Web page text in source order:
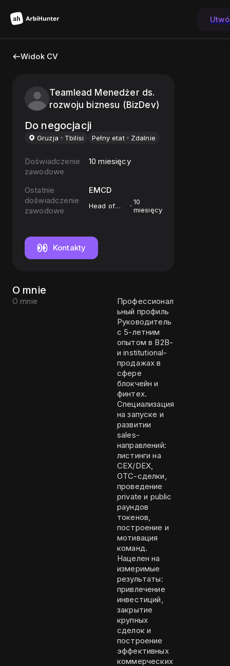
Widok CV
Teamlead Menedżer ds.
rozwoju biznesu (BizDev)
Do negocjacji
Gruzja Tbilisi Pełny etat Zdalnie
Doświadczenie
zawodowe
10 miesięcy
Ostatnie
doświadczenie
zawodowe
EMCD
Head of
10
miesięcy
Kontakty
O mnie
O mnie
Профессионал
ьный профиль
Руководитель
с 5-летним
опытом в B2B-
и institutional-
продажах в
сфере
блокчейн и
финтех.
Специализация
на запуске и
развитии
sales-
направлений:
листинги на
CEX/DEX,
OTC-сделки,
проведение
private и public
раундов
токенов,
построение и
мотивация
команд.
Нацелен на
измеримые
результаты:
привлечение
инвестиций,
закрытие
крупных
сделок и
построение
эффективных
коммерческих